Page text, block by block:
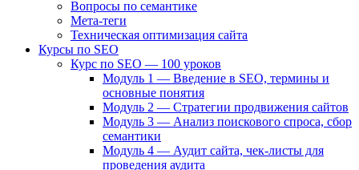
Вопросы по семантике
Мета-теги
Техническая оптимизация сайта
Курсы по SEO
Курс по SEO — 100 уроков
Модуль 1 — Введение в SEO, термины и
основные понятия
Модуль 2 — Стратегии продвижения сайтов
Модуль 3 — Анализ поискового спроса, сбор
семантики
Модуль 4 — Аудит сайта, чек-листы для
проведения аудита